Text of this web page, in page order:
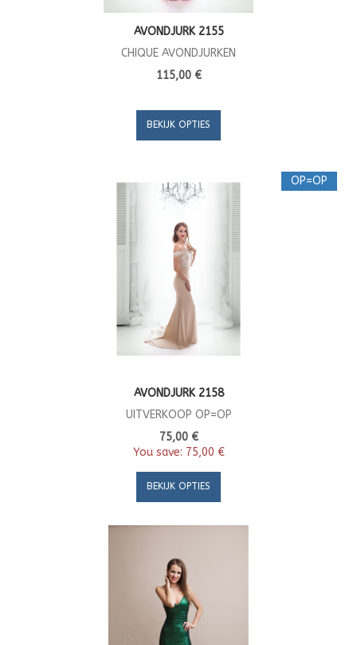
AVONDJURK 2155
CHIQUE AVONDJURKEN
115,00 €
BEKIJK OPTIES
OP=OP
AVONDJURK 2158
UITVERKOOP OP=OP
75,00 €
You save: 75,00 €
BEKIJK OPTIES